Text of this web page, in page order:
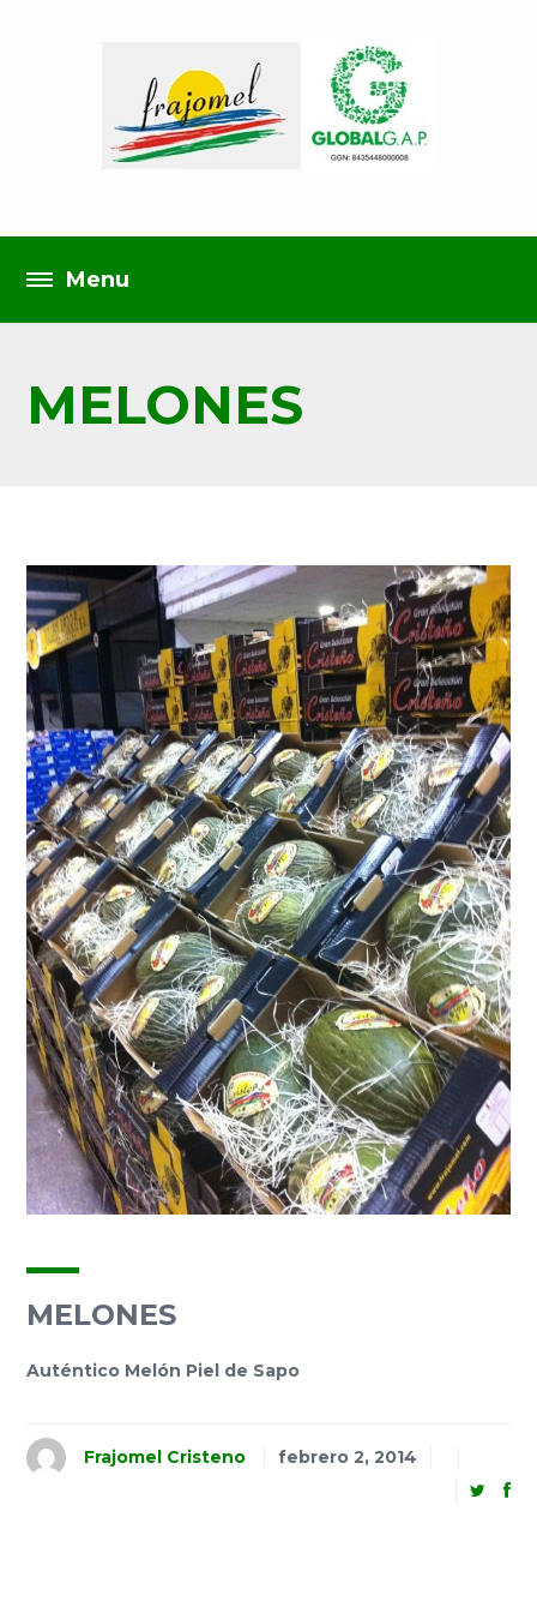
MELONES
MELONES
Auténtico Melón Piel de Sapo
Frajomel Cristeno febrero 2, 2014